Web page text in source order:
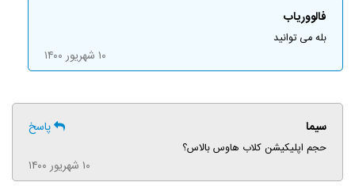
فالووریاب
بله می توانید
۱۰ شهریور ۱۴۰۰
سیما پاسخ
حجم اپلیکیشن کلاب هاوس بالاس؟
۱۰ شهریور ۱۴۰۰